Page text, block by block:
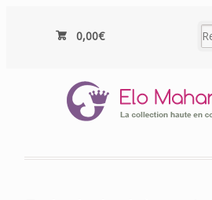
0,00€